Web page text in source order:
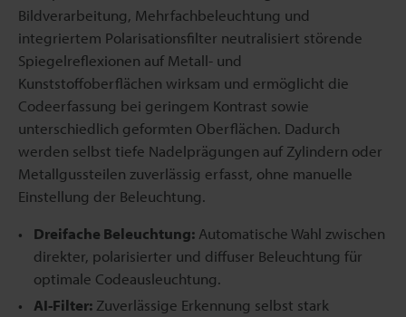
Bildverarbeitung, Mehrfachbeleuchtung und
integriertem Polarisationsfilter neutralisiert störende
Spiegelreflexionen auf Metall- und
Kunststoffoberflächen wirksam und ermöglicht die
Codeerfassung bei geringem Kontrast sowie
unterschiedlich geformten Oberflächen. Dadurch
werden selbst tiefe Nadelprägungen auf Zylindern oder
Metallgussteilen zuverlässig erfasst, ohne manuelle
Einstellung der Beleuchtung.
Dreifache Beleuchtung: Automatische Wahl zwischen
direkter, polarisierter und diffuser Beleuchtung für
optimale Codeausleuchtung.
AI-Filter: Zuverlässige Erkennung selbst stark